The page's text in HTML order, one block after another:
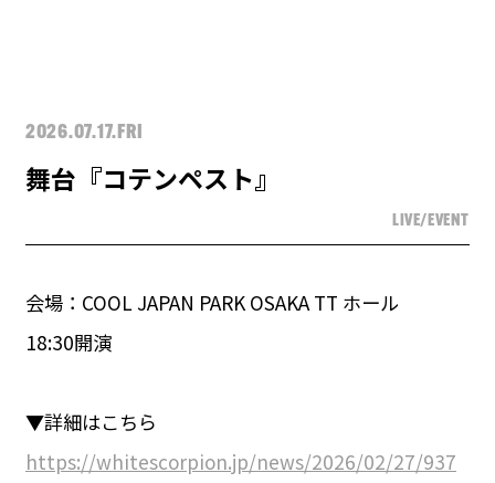
2026.07.17.FRI
舞台『コテンペスト』
LIVE/EVENT
会場：COOL JAPAN PARK OSAKA TT ホール
18:30開演
▼詳細はこちら
https://whitescorpion.jp/news/2026/02/27/937